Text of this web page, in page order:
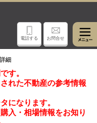
電話する お問合せ
細
す。
れた不動産の参考情報
になります。
入・相場情報をお知り